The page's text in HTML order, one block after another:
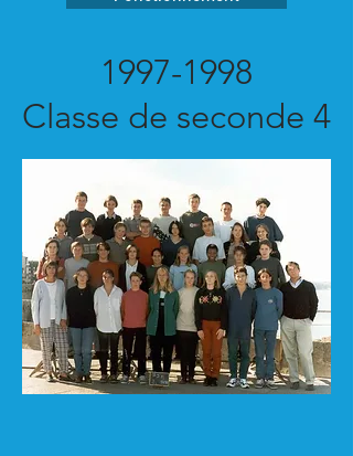
1997-1998
Classe de seconde 4